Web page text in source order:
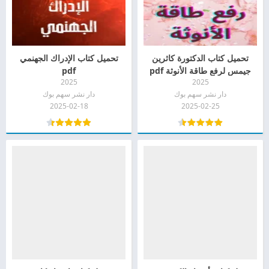
تحميل كتاب الدكتورة كاثرين
جيمس لرفع طاقة الأنوثة pdf
2025
دار نشر سهم بوك
2025-02-25
تحميل كتاب الإدراك الجهنمي
pdf
2025
دار نشر سهم بوك
2025-02-18